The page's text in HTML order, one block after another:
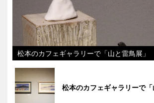
松本のカフェギャラリーで「山と雷鳥展」
松本のカフェギャラリーで「